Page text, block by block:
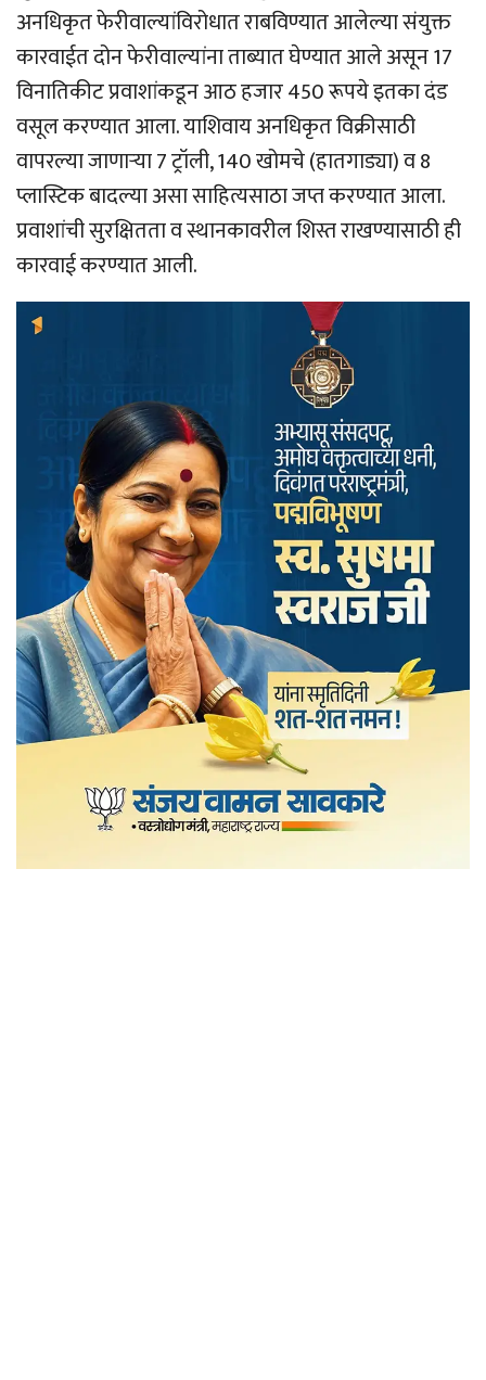
अनधिकृत फेरीवाल्यांविरोधात राबविण्यात आलेल्या संयुक्त
कारवाईत दोन फेरीवाल्यांना ताब्यात घेण्यात आले असून 17
विनातिकीट प्रवाशांकडून आठ हजार 450 रूपये इतका दंड
वसूल करण्यात आला. याशिवाय अनधिकृत विक्रीसाठी
वापरल्या जाणार्‍या 7 ट्रॉली, 140 खोमचे (हातगाड्या) व 8
प्लास्टिक बादल्या असा साहित्यसाठा जप्त करण्यात आला.
प्रवाशांची सुरक्षितता व स्थानकावरील शिस्त राखण्यासाठी ही
कारवाई करण्यात आली.